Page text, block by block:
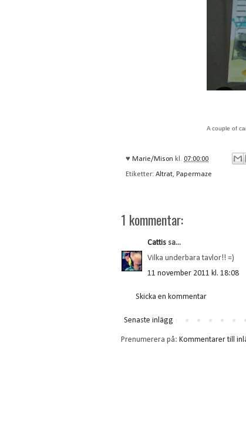
A couple of
♥ Marie/Mison kl. 07:00:00
Etiketter: Altrat, Papermaze
1 kommentar:
Cattis sa...
Vilka underbara tavlor!! =)
11 november 2011 kl. 18:08
Skicka en kommentar
Senaste inlägg
Prenumerera på: Kommentarer till